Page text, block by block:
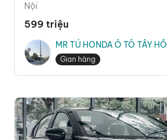
Nội
599 triệu
MR TÚ HONDA Ô TÔ TÂY HỒ
Gian hàng